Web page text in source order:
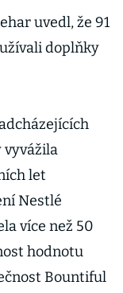
uvedl, že 91
doplňky
vyvážila
let
Nestlé
více než 50
hodnotu
Bountiful